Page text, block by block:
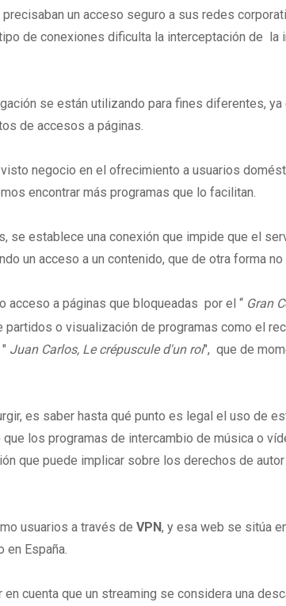
un acceso seguro a sus redes
de conexiones dificulta la interceptación de la
se están utilizando para fines diferentes,
de accesos a páginas.
negocio en el ofrecimiento a usuarios
encontrar más programas que lo facilitan.
se establece una conexión que impide que el
un acceso a un contenido, que de otra forma
acceso a páginas que bloqueadas por el “ Gran
partidos o visualización de programas como el
Juan Carlos, Le crépuscule d'un roi", que de
es saber hasta qué punto es legal el uso de
los programas de intercambio de música o
que puede implicar sobre los derechos de
usuarios a través de VPN, y esa web se sitúa
en España.
cuenta que un streaming se considera una